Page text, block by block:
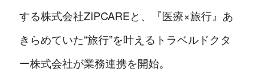
する株式会社ZIPCAREと、『医療×旅行』あ
きらめていた“旅行”を叶えるトラベルドクタ
ー株式会社が業務連携を開始。